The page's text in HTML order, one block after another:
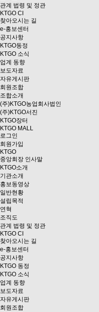
관계 법령 및 정관
KTGO CI
찾아오시는 길
e-홍보센터
공지사항
KTGO동정
KTGO 소식
업계 동향
보도자료
자유게시판
회원조합
조합소개
(주)KTGO농업회사법인
(주)KTGO서진
KTGO장터
KTGO MALL
로그인
회원가입
KTGO
중앙회장 인사말
KTGO소개
기관소개
홍보동영상
일반현황
설립목적
연혁
조직도
관계 법령 및 정관
KTGO CI
찾아오시는 길
e-홍보센터
공지사항
KTGO 동정
KTGO 소식
업계 동향
보도자료
자유게시판
회원조합